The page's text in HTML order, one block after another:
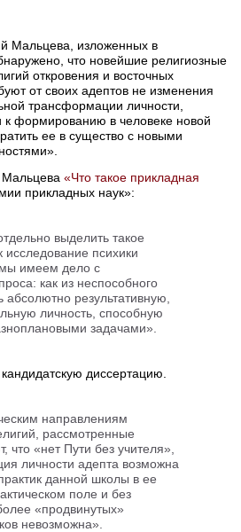
Мальцева, изложенных в
что новейшие религиозные
откровения и восточных
от своих адептов не изменения
трансформации личности,
к формированию в человеке новой
ее в существо с новыми
Мальцева«Что такое прикладная
прикладных наук»:
выделить такое
исследование психики
имеем дело с
как из неспособного
абсолютно результативную,
личность, способную
задачами».
диссертацию.
направлениям
рассмотренные
что «нет Пути без учителя»,
личности адепта возможна
данной школы в ее
поле и без
«продвинутых»
невозможна».